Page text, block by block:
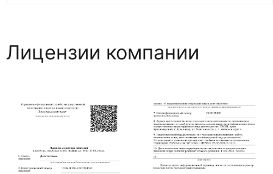
Лицензии компании